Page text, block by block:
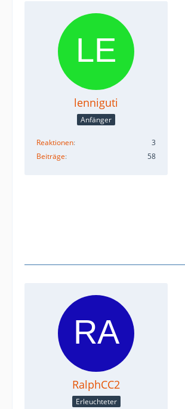
lenniguti
Anfänger
Reaktionen
3
Beiträge
58
RalphCC2
Erleuchteter